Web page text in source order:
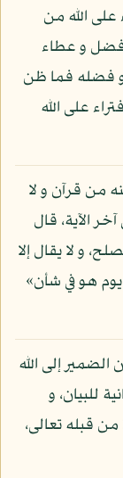
على الله من
فضل و عطاء
و فضله فما ظن
على الله
من قرآن و لا
الآية، قال
و لا يقال إلا
هو في شأن»
إلى الله
للبيان، و
من قبله تعالى،